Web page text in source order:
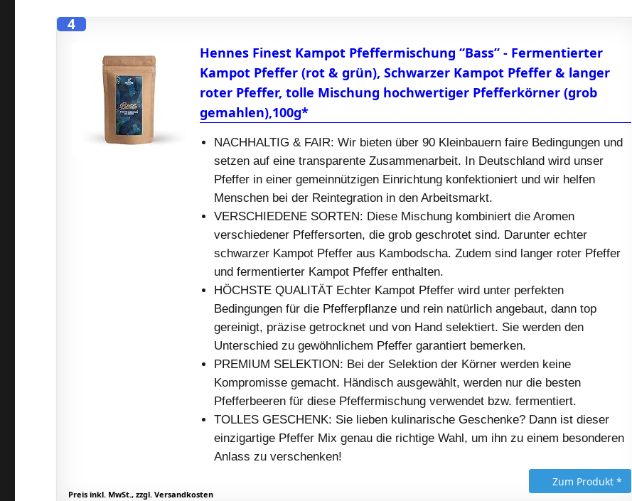
4
Hennes Finest Kampot Pfeffermischung “Bass” - Fermentierter
Kampot Pfeffer (rot & grün), Schwarzer Kampot Pfeffer & langer
roter Pfeffer, tolle Mischung hochwertiger Pfefferkörner (grob
gemahlen),100g*
NACHHALTIG & FAIR: Wir bieten über 90 Kleinbauern faire Bedingungen und
setzen auf eine transparente Zusammenarbeit. In Deutschland wird unser
Pfeffer in einer gemeinnützigen Einrichtung konfektioniert und wir helfen
Menschen bei der Reintegration in den Arbeitsmarkt.
VERSCHIEDENE SORTEN: Diese Mischung kombiniert die Aromen
verschiedener Pfeffersorten, die grob geschrotet sind. Darunter echter
schwarzer Kampot Pfeffer aus Kambodscha. Zudem sind langer roter Pfeffer
und fermentierter Kampot Pfeffer enthalten.
HÖCHSTE QUALITÄT Echter Kampot Pfeffer wird unter perfekten
Bedingungen für die Pfefferpflanze und rein natürlich angebaut, dann top
gereinigt, präzise getrocknet und von Hand selektiert. Sie werden den
Unterschied zu gewöhnlichem Pfeffer garantiert bemerken.
PREMIUM SELEKTION: Bei der Selektion der Körner werden keine
Kompromisse gemacht. Händisch ausgewählt, werden nur die besten
Pfefferbeeren für diese Pfeffermischung verwendet bzw. fermentiert.
TOLLES GESCHENK: Sie lieben kulinarische Geschenke? Dann ist dieser
einzigartige Pfeffer Mix genau die richtige Wahl, um ihn zu einem besonderen
Anlass zu verschenken!
Zum Produkt *
Preis inkl. MwSt., zzgl. Versandkosten